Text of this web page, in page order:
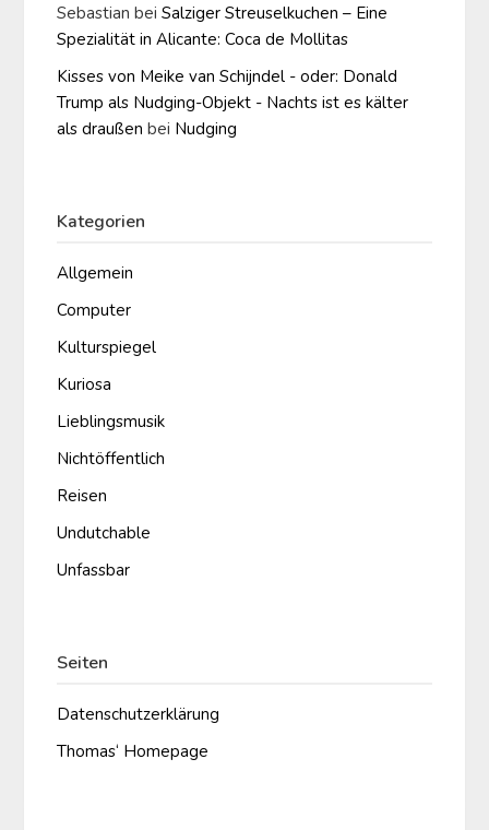
Sebastian beiSalziger Streuselkuchen – Eine
Spezialität in Alicante: Coca de Mollitas
Kisses von Meike van Schijndel - oder: Donald
Trump als Nudging-Objekt - Nachts ist es kälter
als draußen bei Nudging
Kategorien
Allgemein
Computer
Kulturspiegel
Kuriosa
Lieblingsmusik
Nichtöffentlich
Reisen
Undutchable
Unfassbar
Seiten
Datenschutzerklärung
Thomas‘ Homepage